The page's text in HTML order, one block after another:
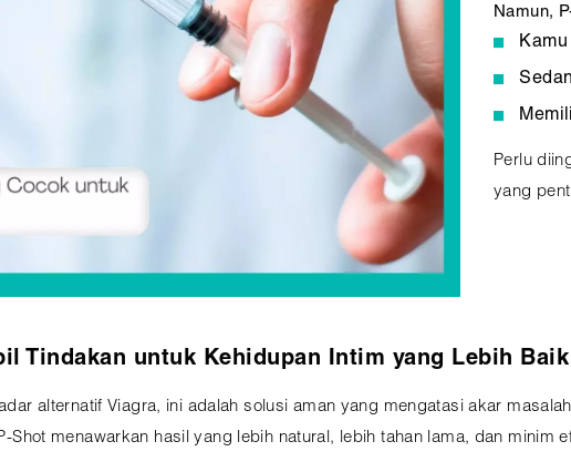
Namun,
Perlu
yang
Tindakan untuk Kehidupan Intim yang Lebih Baik
alternatif Viagra, ini adalah solusi aman yang mengatasi akar
Shot menawarkan hasil yang lebih natural, lebih tahan lama, dan minim